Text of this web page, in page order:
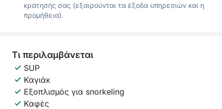
κράτησής σας (εξαιρούνται τα έξοδα υπηρεσιών και η
προμήθεια).
Τι περιλαμβάνεται
SUP
Καγιάκ
Εξοπλισμός για snorkeling
Καφές